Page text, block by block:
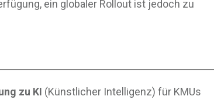
ein globaler Rollout ist jedoch zu
zu KI (Künstlicher Intelligenz) für KMUs